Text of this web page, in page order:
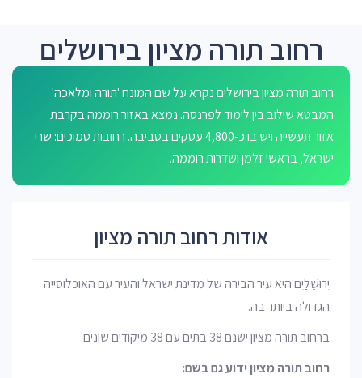
רחוב תורה מציון בירושלים
רחוב תורה מציון בירושלים נקרא על שם המונח 'תורה ומלאכה'
המבטא שילוב בין לימוד לפרנסה. נמצא באזור רוממה בקרבת
אזור תעשייה ויש בו כ-4,800 עסקים בסביבה. רחובות סמוכים: שרי
ישראל, בראשי זלמן ושדרות רוממה.
אודות רחוב תורה מציון
יְרוּשָׁלַיִם היא עיר הבירה של מדינת ישראל והעיר עם האוכלוסייה
הגדולה ביותר בה.
ברחוב תורה מציון ישנם 38 בתים עם 38 מיקודים שונים.
רחוב תורה מציון ידוע גם בשם: